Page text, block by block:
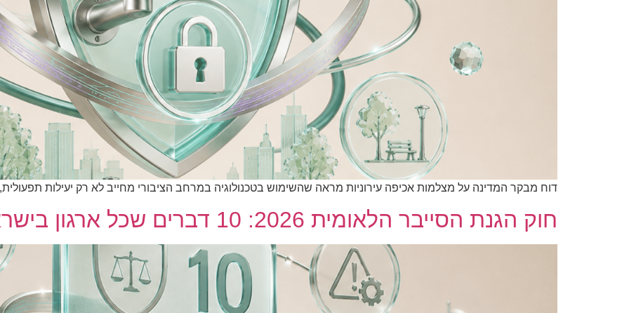
דוח מבקר המדינה על מצלמות אכיפה עירוניות מראה שהשימוש בטכנולוגיה במרחב הציבורי מחייב לא רק יעילות
חוק הגנת הסייבר הלאומית 2026: 10 דברים שכל ארגון בישראל חייב לדעת